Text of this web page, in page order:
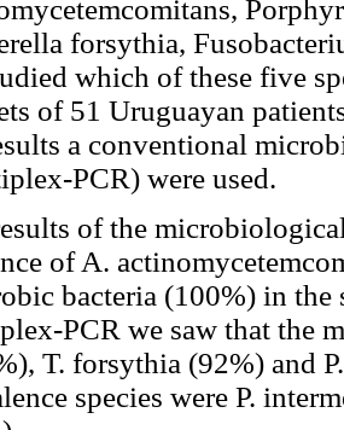
forsythia,
which of these five
of 51 Uruguayan
a conventional
PCR) were used.
of the
of A.
bacteria (100%) in
PCR we saw that the
T. forsythia (92%) and
species were P.